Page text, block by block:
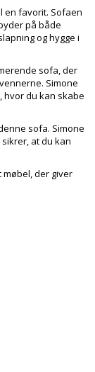
en favorit. Sofaen
på både
og hygge i
sofa, der
Simone
hvor du kan skabe
sofa. Simone
at du kan
der giver